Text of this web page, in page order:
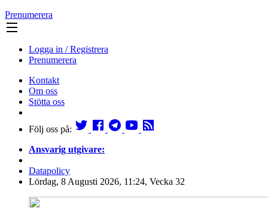
Prenumerera
Logga in / Registrera
Prenumerera
Kontakt
Om oss
Stötta oss
Följ oss på:
Ansvarig utgivare:
Datapolicy
Lördag, 8 Augusti 2026, 11:24, Vecka 32